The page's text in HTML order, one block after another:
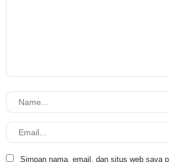
Simpan nama, email, dan situs web saya